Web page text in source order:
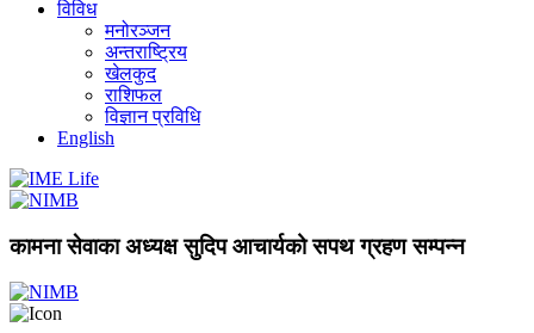
विविध
मनोरञ्जन
अन्तराष्ट्रिय
खेलकुद
राशिफल
विज्ञान प्रविधि
English
कामना सेवाका अध्यक्ष सुदिप आचार्यको सपथ ग्रहण सम्पन्न